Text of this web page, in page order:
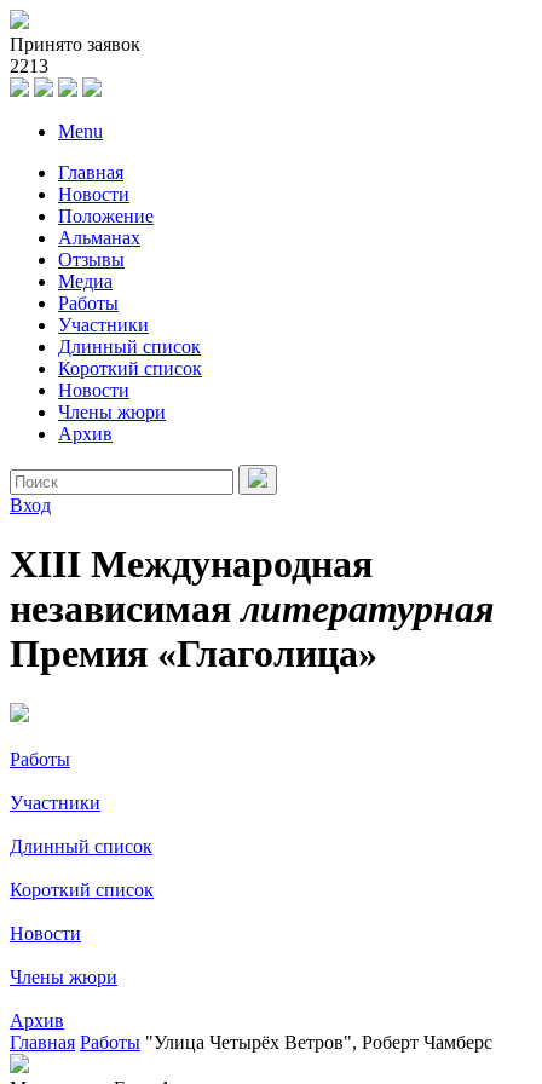
Принято заявок
2213
Menu
Главная
Новости
Положение
Альманах
Отзывы
Медиа
Работы
Участники
Длинный список
Короткий список
Новости
Члены жюри
Архив
Вход
XIII Международная
независимаялитературная
Премия «Глаголица»
Работы
Участники
Длинный список
Короткий список
Новости
Члены жюри
Архив
Главная Работы "Улица Четырёх Ветров", Роберт Чамберс